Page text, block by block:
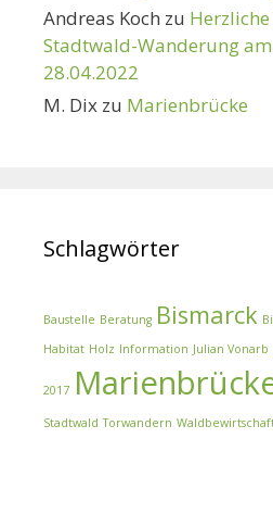
Andreas Koch zu
Stadtwald-Wanderung
28.04.2022
M. Dix zu Marienbrücke
Schlagwörter
Baustelle Beratung Bismarck
Habitat Holz Information Julian Vonarb
2017
Stadtwald Torwandern